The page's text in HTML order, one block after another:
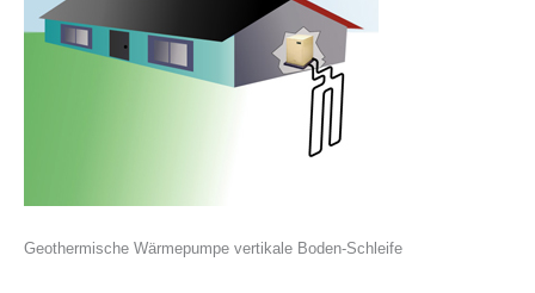
Geothermische Wärmepumpe vertikale Boden-Schleife